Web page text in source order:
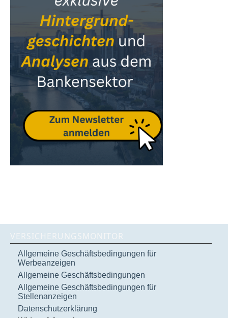
VERSICHERUNGSMONITOR
Allgemeine Geschäftsbedingungen für
Werbeanzeigen
Allgemeine Geschäftsbedingungen
Allgemeine Geschäftsbedingungen für
Stellenanzeigen
Datenschutzerklärung